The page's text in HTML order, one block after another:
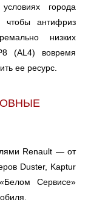
города
чтобы антифриз
низких
(AL4) вовремя
ее ресурс.
Renault — от
Duster, Kaptur
Сервисе»